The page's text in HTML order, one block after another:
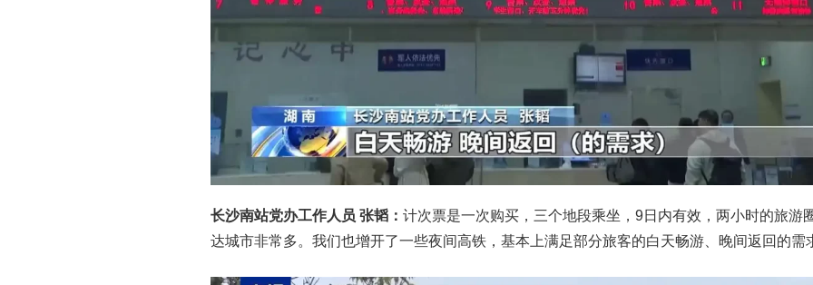
长沙南站党办工作人员 张韬： 计次票是一次购买，三个地段乘坐，9日内有效，两小时的旅游
达城市非常多。我们也增开了一些夜间高铁，基本上满足部分旅客的白天畅游、晚间返回的需